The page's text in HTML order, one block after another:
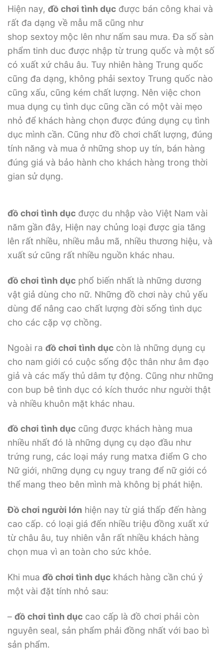
Hiện nay, đồ chơi tình dục được bán công khai và
rất đa dạng về mẫu mã cũng như
shop sextoy mộc lên như nấm sau mưa. Đa số sàn
phẩm tinh duc được nhập từ trung quốc và một số
có xuất xứ châu âu. Tuy nhiên hàng Trung quốc
cũng đa dạng, không phải sextoy Trung quốc nào
cũng xấu, cũng kém chất lượng. Nên việc chon
mua dụng cụ tình dục cũng cần có một vài mẹo
nhỏ để khách hàng chọn được đúng dụng cụ tình
dục mình cần. Cũng như đồ chơi chất lượng, đúng
tính năng và mua ở những shop uy tín, bán hàng
đúng giá và bảo hành cho khách hàng trong thời
gian sử dụng.
đồ chơi tình dục được du nhập vào Việt Nam vài
năm gần đây, Hiện nay chủng loại được gia tăng
lên rất nhiều, nhiều mẫu mã, nhiều thương hiệu, và
xuất sứ cũng rất nhiều nguồn khác nhau.
đồ chơi tình dục phổ biến nhất là những dương
vật giả dùng cho nữ. Những đồ chơi này chủ yếu
dùng để nâng cao chất lượng đời sống tình dục
cho các cặp vợ chồng.
Ngoài ra đồ chơi tình dục còn là những dụng cụ
cho nam giới có cuộc sống độc thân như âm đạo
giả và các mấy thủ dâm tự động. Cũng như những
con bup bê tình dục có kích thước như người thật
và nhiều khuôn mặt khác nhau.
đồ chơi tình dục cũng được khách hàng mua
nhiều nhất đó là những dụng cụ dạo đầu như
trứng rung, các loại máy rung matxa điểm G cho
Nữ giới, những dụng cụ nguy trang để nữ giới có
thể mang theo bên mình mà không bị phát hiện.
Đồ chơi người lớn hiện nay từ giá thấp đến hàng
cao cấp. có loại giá đến nhiều triệu đồng xuất xứ
từ châu âu, tuy nhiên vẫn rất nhiều khách hàng
chọn mua vì an toàn cho sức khỏe.
Khi mua đồ chơi tình dục khách hàng cần chú ý
một vài đặt tính nhỏ sau:
– đồ chơi tình dục cao cấp là đồ chơi phải còn
nguyên seal, sản phẩm phải đồng nhất với bao bì
sản phẩm.